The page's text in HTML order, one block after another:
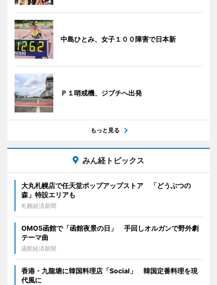
中島ひとみ、女子１００障害で日本新
Ｐ１哨戒機、ジブチへ出発
もっと見る
みん経トピックス
大丸札幌店で任天堂ポップアップストア 「どうぶつの
森」特設エリアも
札幌経済新聞
OMO5函館で「函館夜景の日」 手回しオルガンで野外劇
テーマ曲
函館経済新聞
香港・九龍塘に韓国料理店「Social」 韓国定番料理を現
代風に